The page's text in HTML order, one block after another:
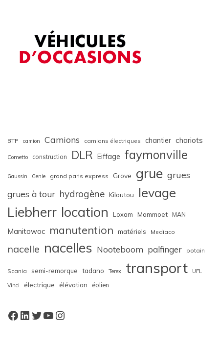
BTP camion Camions camions électriques chantier chariots
Cometto construction DLR Eiffage faymonville
Gaussin Genie grand paris express Grove grue grues
grues à tour hydrogène Kiloutou levage
Liebherr location Loxam Mammoet MAN
Manitowoc manutention matériels Mediaco
nacelle nacelles Nooteboom palfinger potain
Scania semi-remorque tadano Terex transport UFL
Vinci électrique élévation éolien
Facebook
LinkedIn
Twitter
YouTube
Instagram